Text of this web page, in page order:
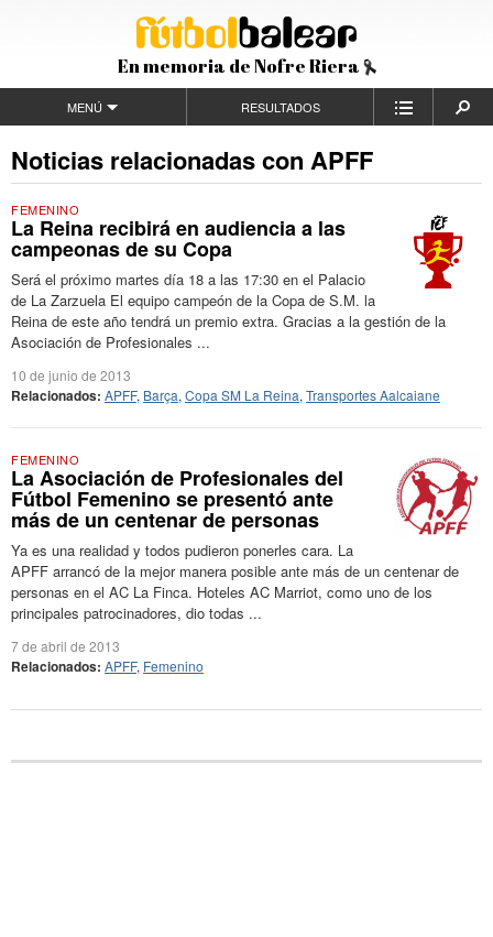
En memoria de Nofre Riera
MENÚ RESULTADOS
Noticias relacionadas con APFF
FEMENINO
La Reina recibirá en audiencia a las
campeonas de su Copa
Será el próximo martes día 18 a las 17:30 en el Palacio
de La Zarzuela El equipo campeón de la Copa de S.M. la
Reina de este año tendrá un premio extra. Gracias a la gestión de la
Asociación de Profesionales ...
10 de junio de 2013
Relacionados: APFF, Barça, Copa SM La Reina, Transportes Aalcaiane
FEMENINO
La Asociación de Profesionales del
Fútbol Femenino se presentó ante
más de un centenar de personas
Ya es una realidad y todos pudieron ponerles cara. La
APFF arrancó de la mejor manera posible ante más de un centenar de
personas en el AC La Finca. Hoteles AC Marriot, como uno de los
principales patrocinadores, dio todas ...
7 de abril de 2013
Relacionados: APFF, Femenino